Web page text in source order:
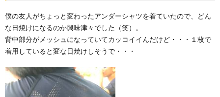
僕の友人がちょっと変わったアンダーシャツを着ていたので、どん
な日焼けになるのか興味津々でした（笑）。
背中部分がメッシュになっていてカッコイイんだけど・・・１枚で
着用していると変な日焼けしそうで・・・